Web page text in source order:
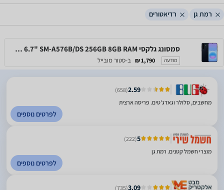
רמת גן רדיאטורים
סמסונג גלקסי Samsung Galaxy A57 5G 6.7" SM-A576B/DS 256GB 8GB RAM
מודעה 1,790 ₪ ב-סטור מובייל
2.59
(658)
מחשבים, סלולר וגאדג'טים. פריסה ארצית
לפרטים נוספים
5
(222)
מוצרי חשמל קטנים. רמת גן
לפרטים נוספים
3.09
(735)